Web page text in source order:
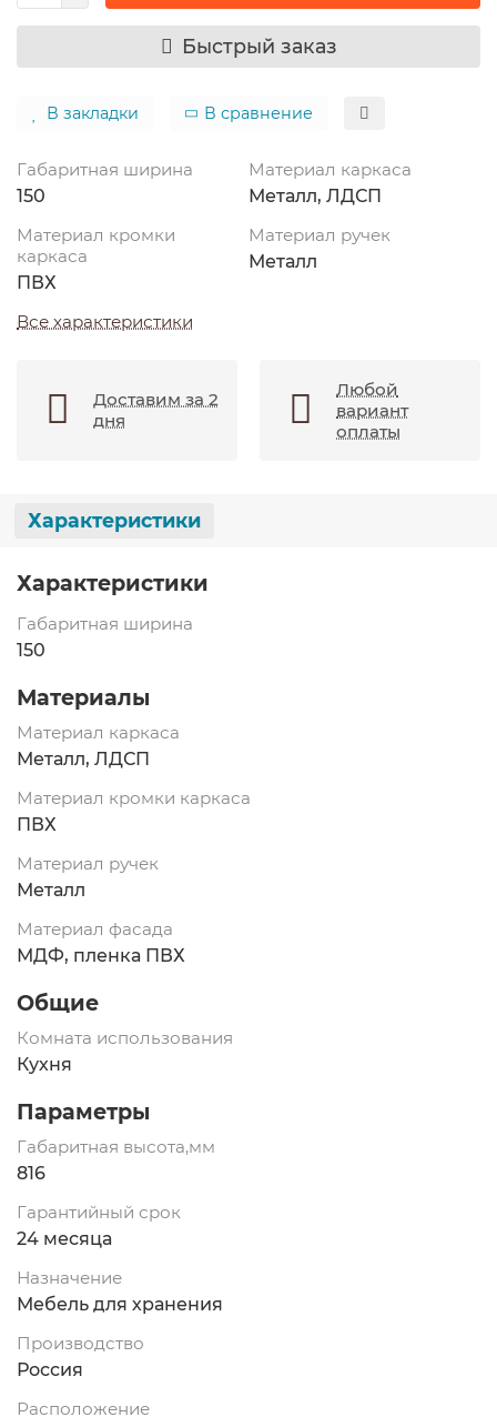
Быстрый заказ
В закладки В сравнение
Габаритная ширина
150
Материал каркаса
Металл, ЛДСП
Материал кромки
каркаса
ПВХ
Материал ручек
Металл
Все характеристики
Доставим за 2
дня
Любой
вариант
оплаты
Характеристики
Характеристики
Габаритная ширина
150
Материалы
Материал каркаса
Металл, ЛДСП
Материал кромки каркаса
ПВХ
Материал ручек
Металл
Материал фасада
МДФ, пленка ПВХ
Общие
Комната использования
Кухня
Параметры
Габаритная высота,мм
816
Гарантийный срок
24 месяца
Назначение
Мебель для хранения
Производство
Россия
Расположение